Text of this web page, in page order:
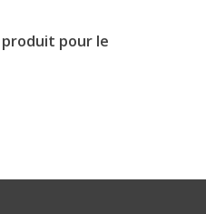
pour le